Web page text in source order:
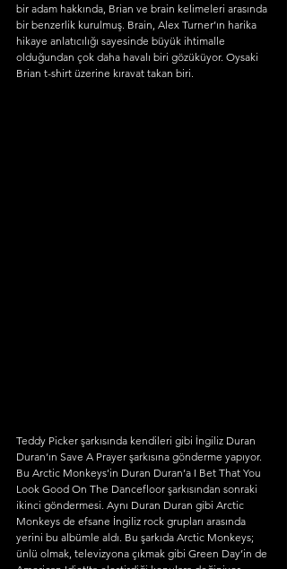
bir adam hakkında, Brian ve brain kelimeleri arasında
bir benzerlik kurulmuş. Brain, Alex Turner’ın harika
hikaye anlatıcılığı sayesinde büyük ihtimalle
olduğundan çok daha havalı biri gözüküyor. Oysaki
Brian t-shirt üzerine kıravat takan biri.
Teddy Picker şarkısında kendileri gibi İngiliz Duran
Duran’ın Save A Prayer şarkısına gönderme yapıyor.
Bu Arctic Monkeys’in Duran Duran’a I Bet That You
Look Good On The Dancefloor şarkısından sonraki
ikinci göndermesi. Aynı Duran Duran gibi Arctic
Monkeys de efsane İngiliz rock grupları arasında
yerini bu albümle aldı. Bu şarkıda Arctic Monkeys;
ünlü olmak, televizyona çıkmak gibi Green Day’in de